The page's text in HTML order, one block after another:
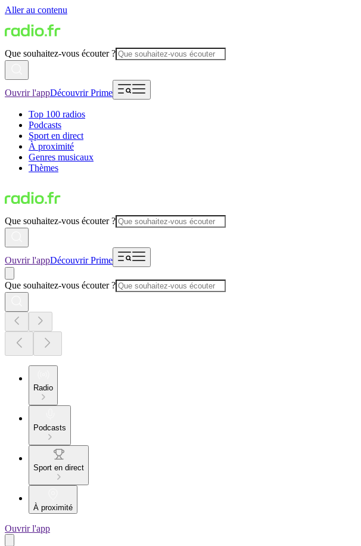
Aller au contenu
Que souhaitez-vous écouter ?
Ouvrir l'appDécouvrir Prime
Top 100 radios
Podcasts
Sport en direct
À proximité
Genres musicaux
Thèmes
Que souhaitez-vous écouter ?
Ouvrir l'appDécouvrir Prime
Que souhaitez-vous écouter ?
Radio
Podcasts
Sport en direct
À proximité
Ouvrir l'app